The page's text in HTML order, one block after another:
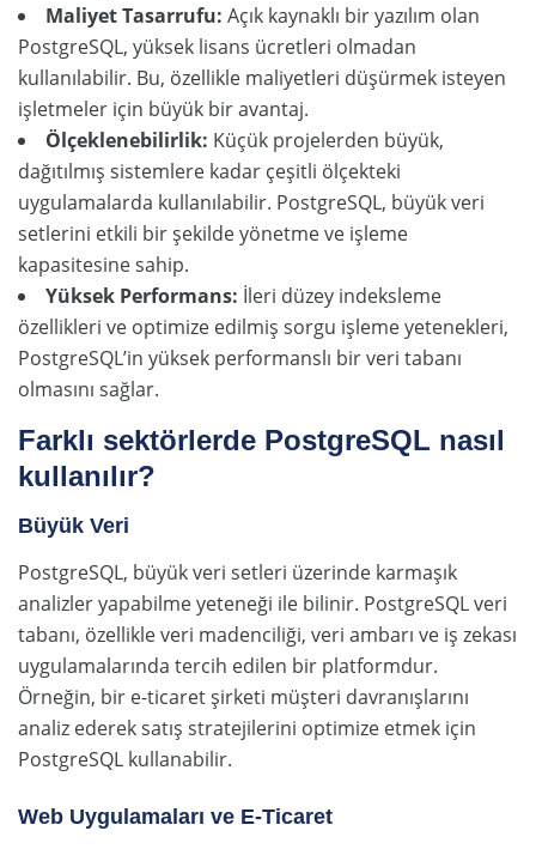
Maliyet Tasarrufu: Açık kaynaklı bir yazılım olan
PostgreSQL, yüksek lisans ücretleri olmadan
kullanılabilir. Bu, özellikle maliyetleri düşürmek isteyen
işletmeler için büyük bir avantaj.
Ölçeklenebilirlik: Küçük projelerden büyük,
dağıtılmış sistemlere kadar çeşitli ölçekteki
uygulamalarda kullanılabilir. PostgreSQL, büyük veri
setlerini etkili bir şekilde yönetme ve işleme
kapasitesine sahip.
Yüksek Performans: İleri düzey indeksleme
özellikleri ve optimize edilmiş sorgu işleme yetenekleri,
PostgreSQL’in yüksek performanslı bir veri tabanı
olmasını sağlar.
Farklı sektörlerde PostgreSQL nasıl
kullanılır?
Büyük Veri
PostgreSQL, büyük veri setleri üzerinde karmaşık
analizler yapabilme yeteneği ile bilinir. PostgreSQL veri
tabanı, özellikle veri madenciliği, veri ambarı ve iş zekası
uygulamalarında tercih edilen bir platformdur.
Örneğin, bir e-ticaret şirketi müşteri davranışlarını
analiz ederek satış stratejilerini optimize etmek için
PostgreSQL kullanabilir.
Web Uygulamaları ve E-Ticaret